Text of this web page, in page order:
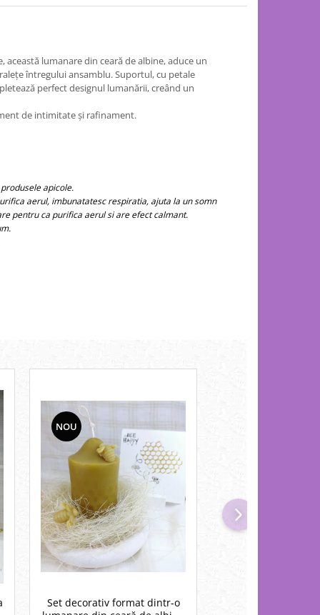
această lumanare din ceară de albine, aduce un
întregului ansamblu. Suportul, cu petale
perfect designul lumanării, creând un
de intimitate și rafinament.
apicole.
aerul, imbunatatesc respiratia, ajuta la un somn
pentru ca purifica aerul si are efect calmant.
NOU
Set decorativ format dintr-o
NOU